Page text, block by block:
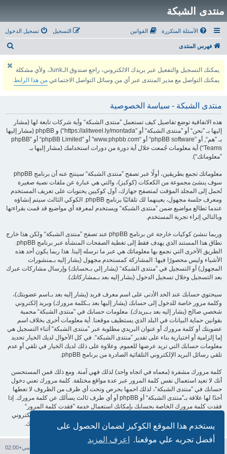
يستخدم هذا الموقع الكوكيز لضمان الحصول على
أفضل تجربه علي موقعنا.
اعرف المزيد
منتدى الشبكة
الأسئلة المتكررة القوانين تسجيل الدخول التسجيل
فهرس المنتدى
يمكنك التسجيل والتفعيل عبر بريدك الالكتروني، راجع صندوق الـJunk، ولأي مشكلة
يمكنك التواصل مع مدير المنتدى عبر أي من وسائل التواصل الاجتماعي من هذا الرابط.
منتدى الشبكة - سياسة الخصوصية
هذه الاتفاقية توضع تفاصيل كيف تستعمل ”منتدى الشبكة“ وأية شركات تابعة لها (مشار
إليها بـ ”نحن“ أو ”منتدى الشبكة“ أو ”https://alitweel.ly/montada“) و phpBB (مشار إليها
بـ ”هم“, أو ”phpBB software“ أو “www.phpbb.com” أو ”phpBB Limited“ أو ”phpBB
Teams“) أية معلومات جُمعت خلال أية دورة من دورات استخدامك (مشار إليها بـ
”معلوماتك“).
معلوماتك تجمع بطريقين، أولًا عبر تصفح ”منتدى الشبكة“ سينتج عنه أن برنامج phpBB
سوف ينشئ مجموعة من الكعكات (كوكيز)، والتي هي عبارة عن ملفات نصية صغيرة
تُحمل إلى المجلد المؤقت لمتصفح جهازك، أول كوكيين يحتويات على تعريف المستخدم
ومعرف جلسة مجهول، يعينهما لك تلقائيًا برنامج phpBB. الكوكي الثالث سيتم إنشاؤه
عندما تطالع مواضيع ضمن ”منتدى الشبكة“ ويستخدم لمعرفة أي مواضيع قد قمت بقراءتها
وبالتالي إثراء تجربة المستخدم.
وربما ننشئ كوكيات خارجة عن برنامج phpBB عند تصفح ”منتدى الشبكة“ ولكن هذا خارج
نطاق هذا المستند الذي يهدف فقط إلى تغطية الصفحات المنشأة عبر برنامج phpBB.
الطريق الأخرى التي نجمع بها معلوماتك هي عبر ما ترسله إلينا. هذا ربما يكون أحد هذه
الأشياء وليس محصورًا فيها: المشاركة كمستحدم مجهول (يشار إليه بـمنشورات
المجهول) أو التسجيل في ”منتدى الشبكة“ (يشار إلي بـحسابك) وإرسال مشاركات عبرك
بعد التسجيل وخلال تسجيل الدخول (يشار إليه بعد بـمشاركاتك).
سيحتوي حسابك عند الحد الأدنى على اسم معرف فريد (يشار إليه بعد بـاسم عضويتك)،
وكلمة مرور خاصة للدخول إلى حسابك (يشار إليها بعد بـكلمة مرورك) وبريد إلكتروني
شخصي صالح (يشار إليه بعد بـبريدك). معلومات حسابك في ”منتدى الشبكة“ محمية
بقوانين حماية البيانات في البلد الذي يستظيف موقعنا. أية معلومات أخرى بخلاف اسم
عضويتك أو كلمة مرورك أو عنوان البريدي مطلوبة عبر ”منتدى الشبكة“ أثناء التسجيل هي
إما إلزامية أو اختيارية بناء على تقدير ”منتدى الشبكة“. في كل الأحوال لديك الخيار تحديد
معلومات حسابك التي تريد عرضها للعموم. وعلاوة على ذلك لديك الخيار في تلقي أو عدم
تلقي رسائل البريد الإلكتروني التلقائية الصادرة من برنامج phpBB.
كلمة مرورك مشفرة (معماه في اتجاه واحد) لذلك فهي آمنة. ومع ذلك فمن المستحسن
أنك لا تعيد استعمال نفس كلمة المرور عبر عدة مواقع مختلفة. كلمة مرورك تعني دخول
حسابك في ”منتدى الشبكة“، لذلك احمها بحرص وتحت أي ظرف من الظروف لا تعطها
أحدًا لها علاقة بـ”منتدى الشبكة“ أو phpBB أو أي طرف ثالث يسألك عن كلمة مرورك. إذا
فقدت كلمة مرورك الخاصة بحسابك بإمكانك استعمال خدمة ”فقدت كلمة المرور“
المقدمة من برنامج phpBB. هذه العملية ستسألك عن اسم عضويتك وبريدك الإلكتروني
وبعد ذلك برنامج phpBB سينشئ لك كلمة مرور جديدة لكي تدخل بها إلى حسابك.
التوقيت العالمي+02:00